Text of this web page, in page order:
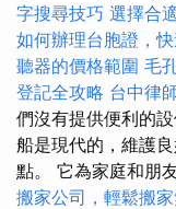
字搜尋技巧 選擇合
如何辦理台胞證，
聽器的價格範圍 毛
登記全攻略 台中律
們沒有提供便利的
船是現代的，維護
點。 它為家庭和朋
搬家公司，輕鬆搬